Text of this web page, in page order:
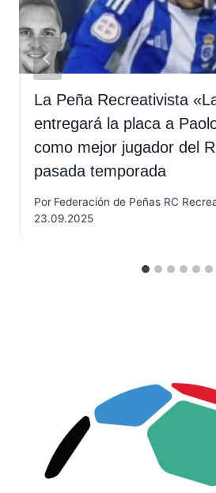
La Peña Recreativista
entregará la placa a
como mejor jugador del
pasada temporada
Por Federación de Peñas RC
23.09.2025